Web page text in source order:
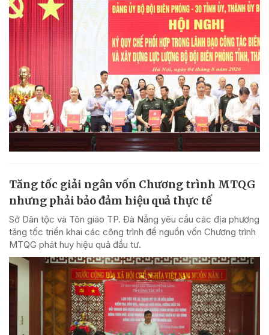
Tăng tốc giải ngân vốn Chương trình MTQG
nhưng phải bảo đảm hiệu quả thực tế
Sở Dân tộc và Tôn giáo TP. Đà Nẵng yêu cầu các địa phương
tăng tốc triển khai các công trình để nguồn vốn Chương trình
MTQG phát huy hiệu quả đầu tư.